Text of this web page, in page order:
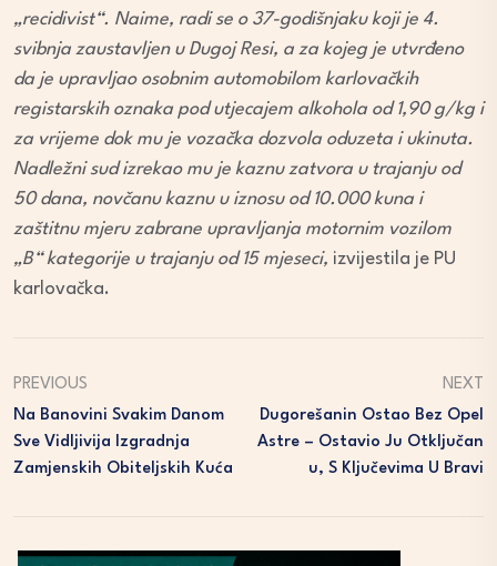
„recidivist“. Naime, radi se o 37-godišnjaku koji je 4.
svibnja zaustavljen u Dugoj Resi, a za kojeg je utvrđeno
da je upravljao osobnim automobilom karlovačkih
registarskih oznaka pod utjecajem alkohola od 1,90 g/kg i
za vrijeme dok mu je vozačka dozvola oduzeta i ukinuta.
Nadležni sud izrekao mu je kaznu zatvora u trajanju od
50 dana, novčanu kaznu u iznosu od 10.000 kuna i
zaštitnu mjeru zabrane upravljanja motornim vozilom
„B“ kategorije u trajanju od 15 mjeseci, izvijestila je PU
karlovačka.
PREVIOUS
Na Banovini Svakim Danom
Sve Vidljivija Izgradnja
Zamjenskih Obiteljskih Kuća
NEXT
Dugorešanin Ostao Bez Opel
Astre – Ostavio Ju Otključan
U, S Ključevima U Bravi